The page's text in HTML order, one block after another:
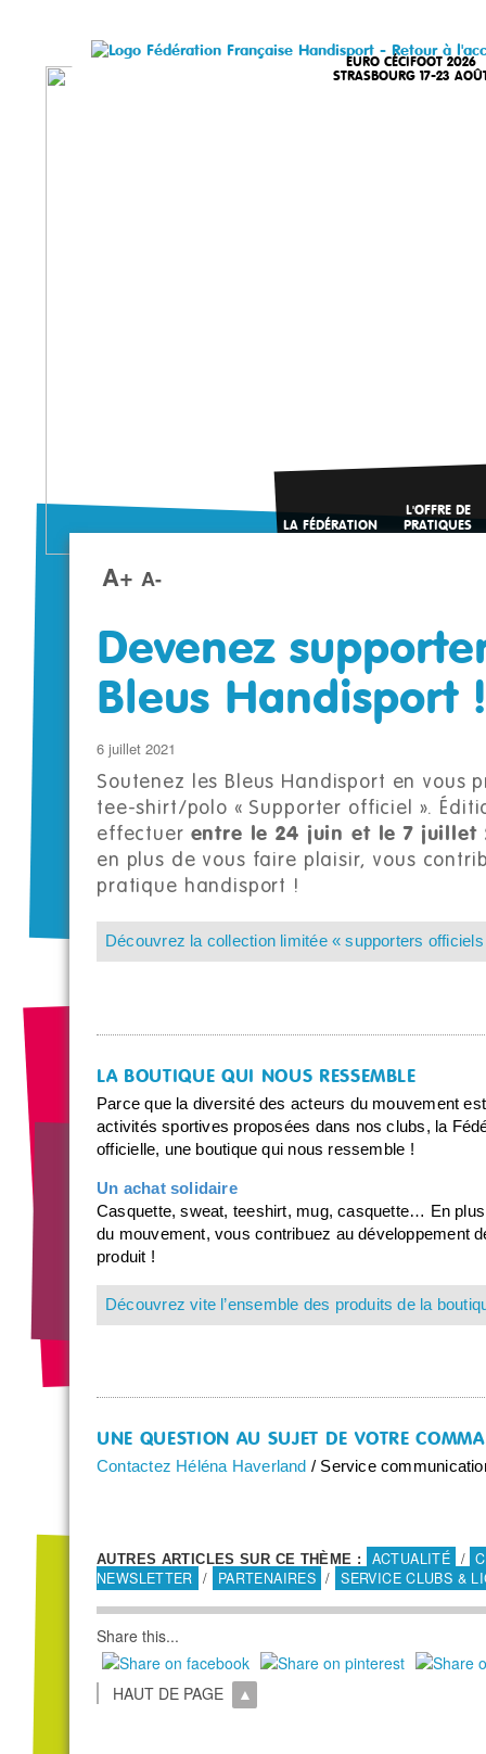
EURO CÉCIFOOT 2026
STRASBOURG 17-23
LA FÉDÉRATION
L'OFFRE DE
PRATIQUES
A+ A-
Devenez
Bleus Handisport !
6 juillet 2021
Soutenez les Bleus Handisport en vous
tee-shirt/polo « Supporter officiel ».
effectuer entre le 24 juin et le 7 juillet
en plus de vous faire plaisir, vous
pratique handisport !
Découvrez la collection limitée « supporters
LA BOUTIQUE QUI NOUS RESSEMBLE
Parce que la diversité des acteurs du mouvement
activités sportives proposées dans nos clubs, la
officielle, une boutique qui nous ressemble !
Un achat solidaire
Casquette, sweat, teeshirt, mug, casquette… En
du mouvement, vous contribuez au développement
produit !
Découvrez vite l’ensemble des produits de la
UNE QUESTION AU SUJET DE VOTRE
Contactez Héléna Haverland / Service
AUTRES ARTICLES SUR CE THÈME : ACTUALITÉ /
NEWSLETTER / PARTENAIRES / SERVICE CLUBS &
Share this...
HAUT DE PAGE